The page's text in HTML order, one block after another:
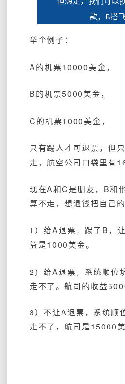
款，B搭飞
举个例子：
A的机票10000美金，
B的机票5000美金，
C的机票1000美金，
只有踢人才可退票，但
走，航空公司口袋里有
现在A和C是朋友，B和
算不走，想退钱把自己的
1）给A退票，踢了B，
益是1000美金。
2）给A退票，系统顺位
走不了。航司的收益
3）不让A退票，系统顺
走不了，航司是15000美